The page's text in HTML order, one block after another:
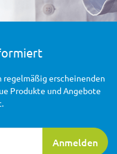
Anmelden
erscheinenden
Produkte und Angebote